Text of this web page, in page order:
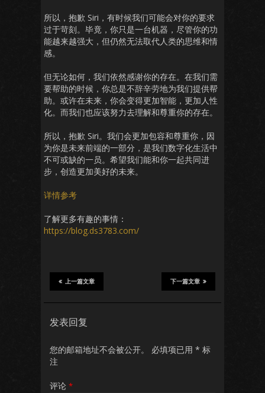
所以，抱歉 Siri，有时候我们可能会对你的要求
过于苛刻。毕竟，你只是一台机器，尽管你的功
能越来越强大，但仍然无法取代人类的思维和情
感。
但无论如何，我们依然感谢你的存在。在我们需
要帮助的时候，你总是不辞辛劳地为我们提供帮
助。或许在未来，你会变得更加智能，更加人性
化。而我们也应该努力去理解和尊重你的存在。
所以，抱歉 Siri。我们会更加包容和尊重你，因
为你是未来前端的一部分，是我们数字化生活中
不可或缺的一员。希望我们能和你一起共同进
步，创造更加美好的未来。
详情参考
了解更多有趣的事情：
https://blog.ds3783.com/
下一篇文章
上一篇文章
发表回复
您的邮箱地址不会被公开。 必填项已用 * 标
注
评论 *